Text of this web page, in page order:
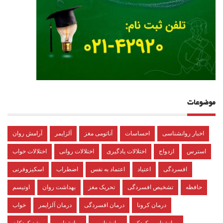
موضوعات
آرامش روان آلزایمر آناتومی مغز احساسات اخبار روانشناسی
اختلالات خواب اختلالات روانی اختلالات یادگیری ازدواج استرس
اسکیزوفرنی اضطراب اعتماد به نفس اعتیاد افسردگی
اوتیسم بهداشت روان تحریک مغز تشخیص افسردگی حافظه
خواب درمان آلزایمر درمان افسردگی درمان کرونا